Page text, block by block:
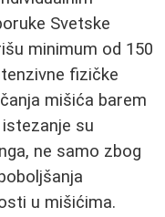
Svetske
minimum od 150
fizičke
mišića barem
su
ne samo zbog
u mišićima.